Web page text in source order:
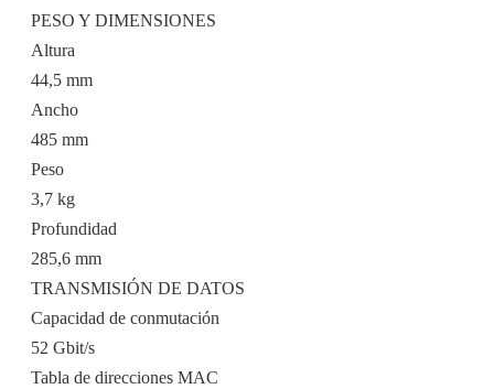
PESO Y DIMENSIONES
Altura
44,5 mm
Ancho
485 mm
Peso
3,7 kg
Profundidad
285,6 mm
TRANSMISIÓN DE DATOS
Capacidad de conmutación
52 Gbit/s
Tabla de direcciones MAC